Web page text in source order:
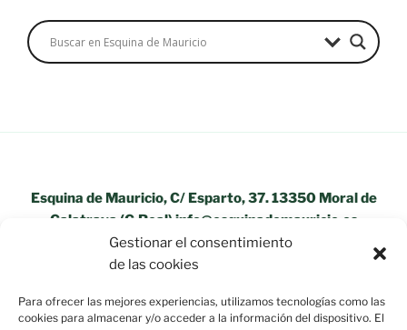
Gestionar el consentimiento
de las cookies
Para ofrecer las mejores experiencias, utilizamos tecnologías como las
cookies para almacenar y/o acceder a la información del dispositivo. El
Esquina de Mauricio, C/ Esparto, 37. 13350 Moral de
Calatrava (C.Real) info@esquinademauricio.es
«Aviso Legal»